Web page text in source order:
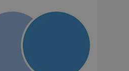
bh.contextweb.com